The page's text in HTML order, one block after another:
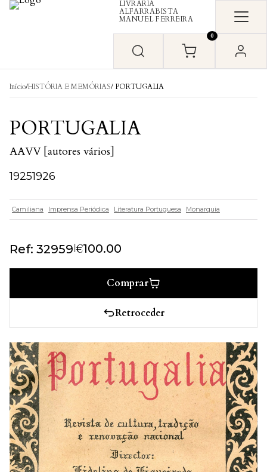
Skip to content
LIVRARIA
ALFARRABISTA
MANUEL FERREIRA
0
Início/HISTÓRIA E MEMÓRIAS/ PORTUGALIA
PORTUGALIA
AAVV [autores vários]
19251926
Camiliana Imprensa Periódica Literatura Portuguesa Monarquia
Ref: 32959|€100.00
Comprar
Retroceder